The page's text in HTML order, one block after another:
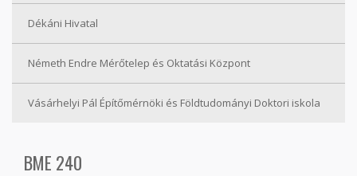
Dékáni Hivatal
Németh Endre Mérőtelep és Oktatási Központ
Vásárhelyi Pál Építőmérnöki és Földtudományi Doktori iskola
BME 240